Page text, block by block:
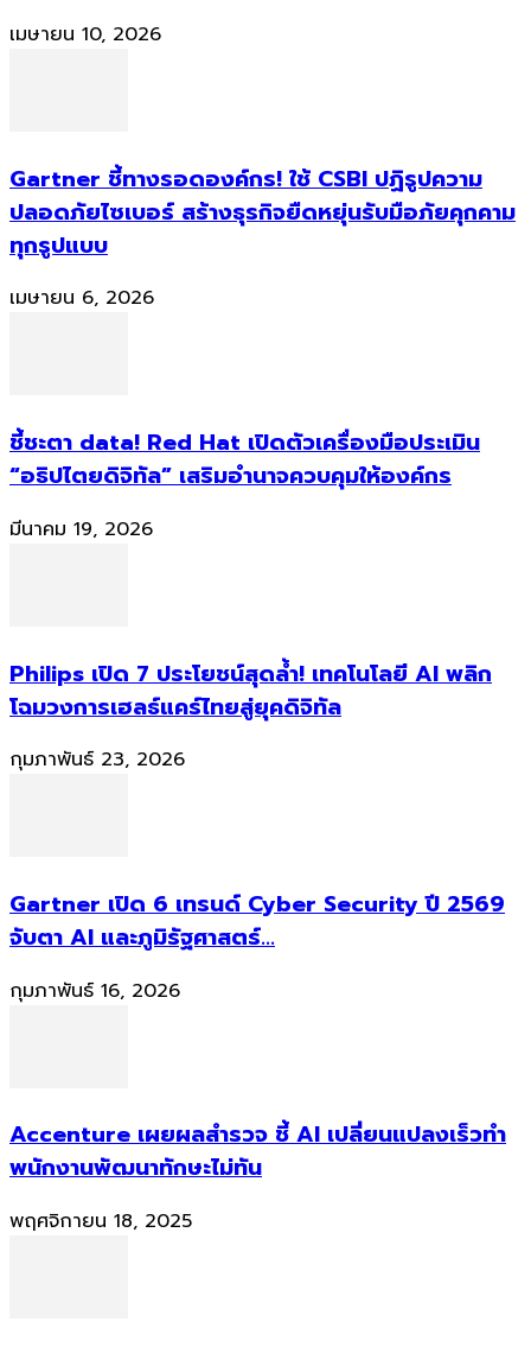
เมษายน 10, 2026
Gartner ชี้ทางรอดองค์กร! ใช้ CSBI ปฏิรูปความ
ปลอดภัยไซเบอร์ สร้างธุรกิจยืดหยุ่นรับมือภัยคุกคาม
ทุกรูปแบบ
เมษายน 6, 2026
ชี้ชะตา data! Red Hat เปิดตัวเครื่องมือประเมิน
“อธิปไตยดิจิทัล” เสริมอำนาจควบคุมให้องค์กร
มีนาคม 19, 2026
Philips เปิด 7 ประโยชน์สุดล้ำ! เทคโนโลยี AI พลิก
โฉมวงการเฮลธ์แคร์ไทยสู่ยุคดิจิทัล
กุมภาพันธ์ 23, 2026
Gartner เปิด 6 เทรนด์ Cyber Security ปี 2569
จับตา AI และภูมิรัฐศาสตร์...
กุมภาพันธ์ 16, 2026
Accenture เผยผลสำรวจ ชี้ AI เปลี่ยนแปลงเร็วทำ
พนักงานพัฒนาทักษะไม่ทัน
พฤศจิกายน 18, 2025